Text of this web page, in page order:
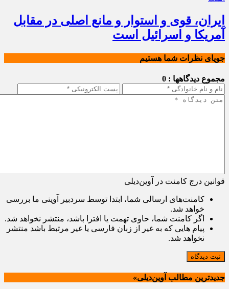
ایران، قوی و استوار و مانع اصلی در مقابل
آمریکا و اسرائیل است
جویای نظرات شما هستیم
مجموع دیدگاهها : 0
قوانین درج کامنت در آوین‌دیلی
کامنت‌های ارسالی شما، ابتدا توسط سردبیر آوینی ما بررسی
خواهد شد.
اگر کامنت شما، حاوی تهمت یا افترا باشد، منتشر نخواهد شد.
پیام هایی که به غیر از زبان فارسی یا غیر مرتبط باشد منتشر
نخواهد شد.
ثبت دیدگاه
جدیدترین مطالب آوین‌دیلی»